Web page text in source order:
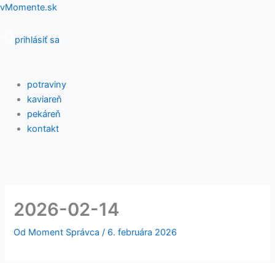
Preskočiť
obsah
vMomente.sk
prihlásiť sa
Menu
potraviny
kaviareň
pekáreň
kontakt
2026-02-14
Od Moment Správca/ 6. februára 2026